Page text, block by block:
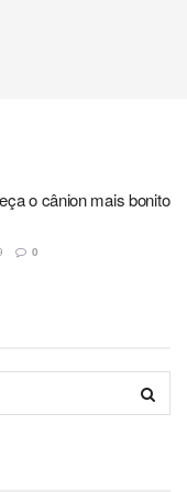
o cânion mais bonito
0